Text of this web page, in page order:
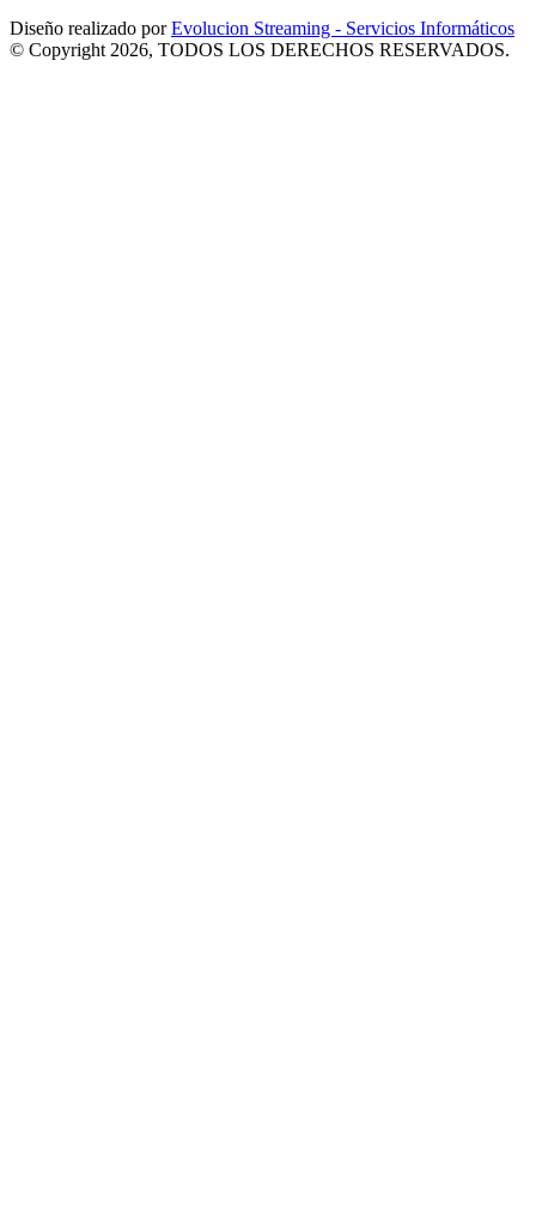
Diseño realizado porEvolucion Streaming - Servicios Informáticos
© Copyright 2026, TODOS LOS DERECHOS RESERVADOS.